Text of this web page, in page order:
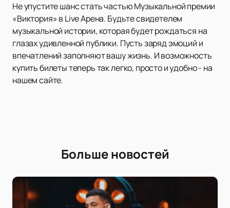
Не упустите шанс стать частью Музыкальной премии
«Виктория» в Live Арена. Будьте свидетелем
музыкальной истории, которая будет рождаться на
глазах удивленной публики. Пусть заряд эмоций и
впечатлений заполняют вашу жизнь. И возможность
купить билеты теперь так легко, просто и удобно - на
нашем сайте.
Больше новостей